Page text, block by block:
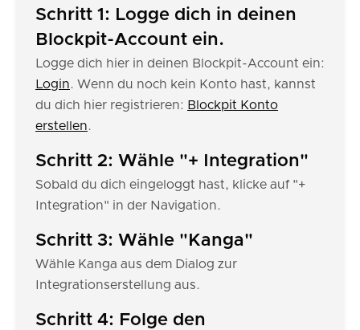
Schritt 1: Logge dich in deinen
Blockpit-Account ein.
Logge dich hier in deinen Blockpit-Account ein:
Login. Wenn du noch kein Konto hast, kannst
du dich hier registrieren: Blockpit Konto
erstellen.
Schritt 2: Wähle "+ Integration"
Sobald du dich eingeloggt hast, klicke auf "+
Integration" in der Navigation.
Schritt 3: Wähle "Kanga"
Wähle Kanga aus dem Dialog zur
Integrationserstellung aus.
Schritt 4: Folge den